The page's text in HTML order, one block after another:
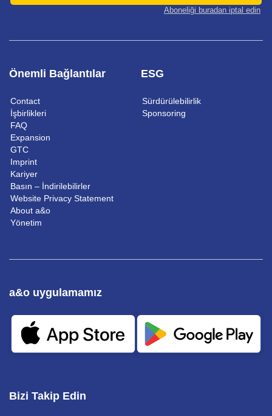
Önemli Bağlantılar
Contact
İşbirlikleri
FAQ
Expansion
GTC
Imprint
Kariyer
Basın – İndirilebilirler
Website Privacy Statement
About a&o
Yönetim
ESG
Sürdürülebilirlik
Sponsoring
Aboneliği buradan iptal edin
Bizi Takip Edin
a&o uygulamamız